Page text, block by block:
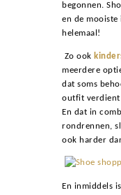
begonnen.
en de mooiste
helemaal!
Zo ook
meerdere
dat soms
outfit verdient
En dat in
rondrennen,
ook harder
En inmiddels